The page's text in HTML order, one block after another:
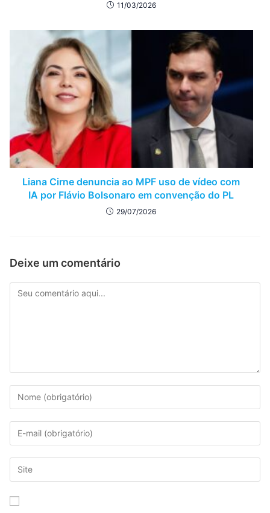
11/03/2026
Liana Cirne denuncia ao MPF uso de vídeo com
IA por Flávio Bolsonaro em convenção do PL
29/07/2026
Deixe um comentário